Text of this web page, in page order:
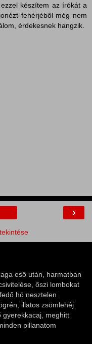
készítem az írókát a
fehérjéből még nem
érdekesnek hangzik.
›
eső után, harmatban
őszi lombokat
hó nesztelen
illatos zsömlehéj
gyerekkacaj, meghitt
pillanatom